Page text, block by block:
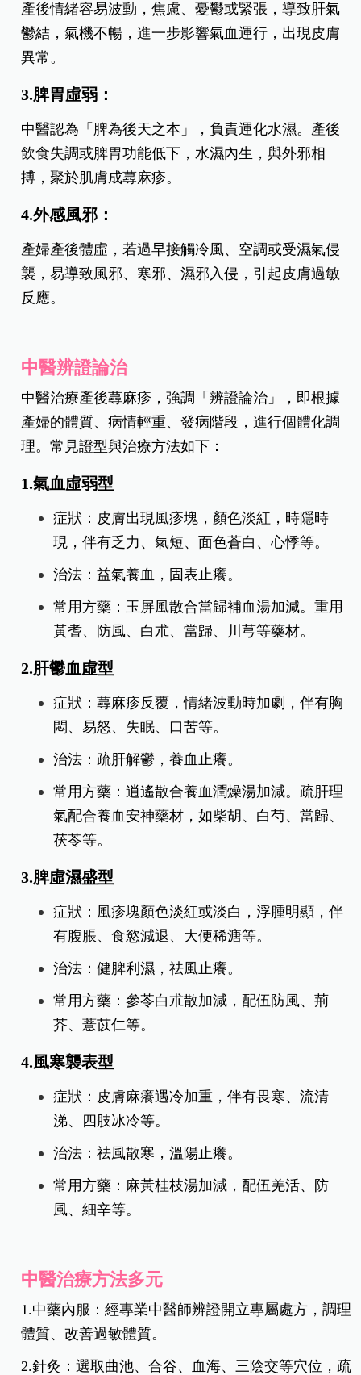
產後情緒容易波動，焦慮、憂鬱或緊張，導致肝氣
鬱結，氣機不暢，進一步影響氣血運行，出現皮膚
異常。
3.脾胃虛弱：
中醫認為「脾為後天之本」，負責運化水濕。產後
飲食失調或脾胃功能低下，水濕內生，與外邪相
搏，聚於肌膚成蕁麻疹。
4.外感風邪：
產婦產後體虛，若過早接觸冷風、空調或受濕氣侵
襲，易導致風邪、寒邪、濕邪入侵，引起皮膚過敏
反應。
中醫辨證論治
中醫治療產後蕁麻疹，強調「辨證論治」，即根據
產婦的體質、病情輕重、發病階段，進行個體化調
理。常見證型與治療方法如下：
1.氣血虛弱型
症狀：皮膚出現風疹塊，顏色淡紅，時隱時
現，伴有乏力、氣短、面色蒼白、心悸等。
治法：益氣養血，固表止癢。
常用方藥：玉屏風散合當歸補血湯加減。重用
黃耆、防風、白朮、當歸、川芎等藥材。
2.肝鬱血虛型
症狀：蕁麻疹反覆，情緒波動時加劇，伴有胸
悶、易怒、失眠、口苦等。
治法：疏肝解鬱，養血止癢。
常用方藥：逍遙散合養血潤燥湯加減。疏肝理
氣配合養血安神藥材，如柴胡、白芍、當歸、
茯苓等。
3.脾虛濕盛型
症狀：風疹塊顏色淡紅或淡白，浮腫明顯，伴
有腹脹、食慾減退、大便稀溏等。
治法：健脾利濕，祛風止癢。
常用方藥：參苓白朮散加減，配伍防風、荊
芥、薏苡仁等。
4.風寒襲表型
症狀：皮膚麻癢遇冷加重，伴有畏寒、流清
涕、四肢冰冷等。
治法：祛風散寒，溫陽止癢。
常用方藥：麻黃桂枝湯加減，配伍羌活、防
風、細辛等。
中醫治療方法多元
1.中藥內服：經專業中醫師辨證開立專屬處方，調理
體質、改善過敏體質。
2.針灸：選取曲池、合谷、血海、三陰交等穴位，疏